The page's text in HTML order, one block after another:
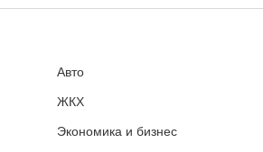
Авто
ЖКХ
Экономика и бизнес